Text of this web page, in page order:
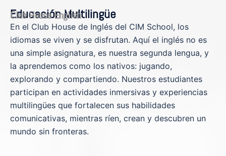
Educación Multilingüe
Club House English
En el Club House de Inglés del CIM School, los
idiomas se viven y se disfrutan. Aquí el inglés no es
una simple asignatura, es nuestra segunda lengua, y
la aprendemos como los nativos: jugando,
explorando y compartiendo. Nuestros estudiantes
participan en actividades inmersivas y experiencias
multilingües que fortalecen sus habilidades
comunicativas, mientras ríen, crean y descubren un
mundo sin fronteras.